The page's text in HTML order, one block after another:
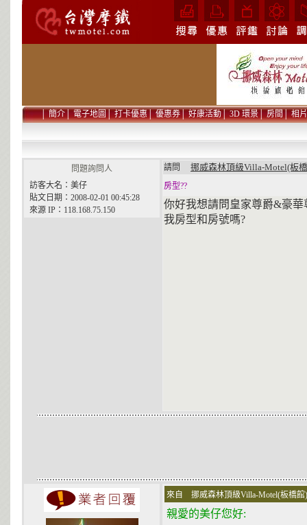
│簡介│電子地圖│打卡優惠│優惠券│好康活動│3D 環景│房間│相片
問題詢問人
訪客大名：美仔
貼文日期：2008-02-01 00:45:28
來源 IP：118.168.75.150
請問 挪威森林頂級Villa-Motel(板
房型??
你好我想請問皇家尊爵&豪
我房型和房號嗎?
來自 挪威森林頂級Villa-Motel(板
親愛的美仔您好: